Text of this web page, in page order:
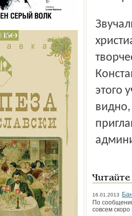
Звучали в докладах и выступлениях имена подвижников
этого
видно,
16.01.2013
По
совсем